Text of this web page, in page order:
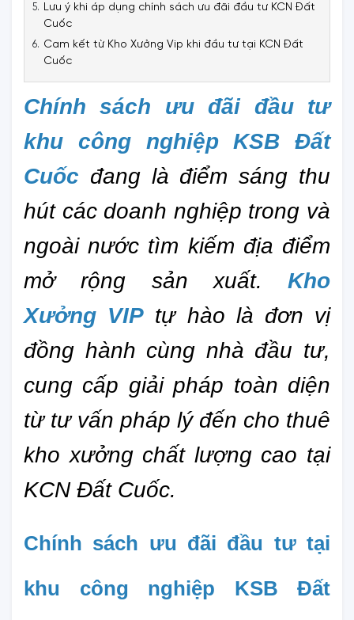
Lưu ý khi áp dụng chính sách ưu đãi đầu tư KCN Đất
Cuốc
Cam kết từ Kho Xưởng Vip khi đầu tư tại KCN Đất
Cuốc
Chính sách ưu đãi đầu tư
khu công nghiệp KSB Đất
Cuốc đang là điểm sáng thu
hút các doanh nghiệp trong và
ngoài nước tìm kiếm địa điểm
mở rộng sản xuất. Kho
Xưởng VIP tự hào là đơn vị
đồng hành cùng nhà đầu tư,
cung cấp giải pháp toàn diện
từ tư vấn pháp lý đến cho thuê
kho xưởng chất lượng cao tại
KCN Đất Cuốc.
Chính sách ưu đãi đầu tư tại
khu công nghiệp KSB Đất